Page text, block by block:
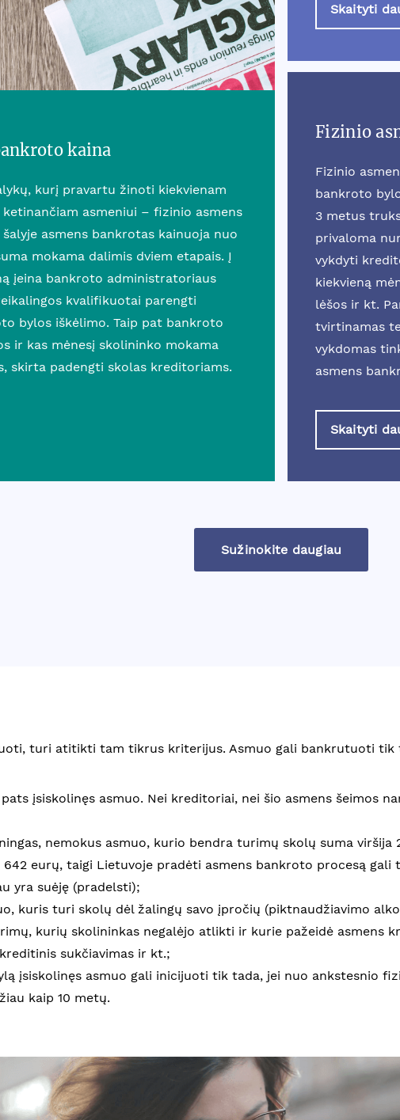
kaina
kurį pravartu žinoti kiekvienam
asmeniui – fizinio asmens
asmens bankrotas kainuoja nuo
mokama dalimis dviem etapais. Į
įeina bankroto administratoriaus
kvalifikuotai parengti
bylos iškėlimo. Taip pat bankroto
ir kas mėnesį skolininko mokama
skirta padengti skolas kreditoriams.
Skaityti
Fizinio
Fizinio
bankroto
3 metus
privaloma
vykdyti
kiekvieną
lėšos ir kt.
tvirtinamas
vykdomas
asmens
Skaityti
Sužinokite daugiau
turi atitikti tam tikrus kriterijus. Asmuo gali bankrutuoti tik
įsiskolinęs asmuo. Nei kreditoriai, nei šio asmens šeimos
nemokus asmuo, kurio bendra turimų skolų suma viršija
642 eurų, taigi Lietuvoje pradėti asmens bankroto procesą
yra suėję (pradelsti);
kuris turi skolų dėl žalingų savo įpročių (piktnaudžiavimo
kurių skolininkas negalėjo atlikti ir kurie pažeidė asmens
sukčiavimas ir kt.;
įsiskolinęs asmuo gali inicijuoti tik tada, jei nuo ankstesnio
kaip 10 metų.